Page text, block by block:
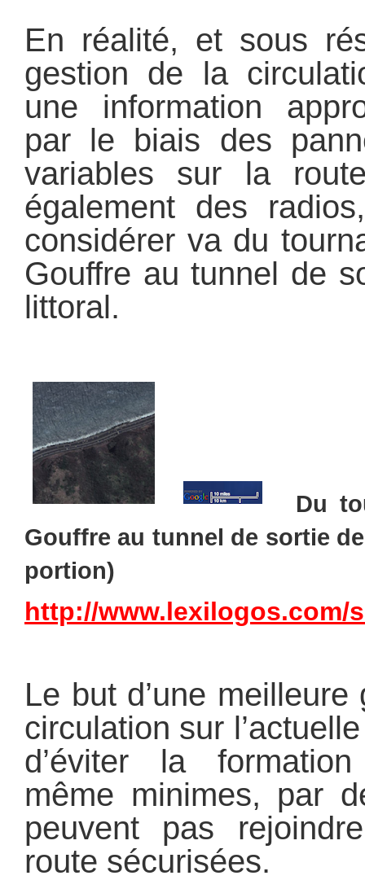
En réalité, et sous
gestion de la
une information
par le biais des
variables sur la
également des
considérer va du
Gouffre au tunnel de
littoral.
Du
Gouffre au tunnel de sortie
portion)
http://www.lexilogos.com/
Le but d’une
circulation sur
d’éviter la formation
même minimes, par
peuvent pas
route sécurisées.